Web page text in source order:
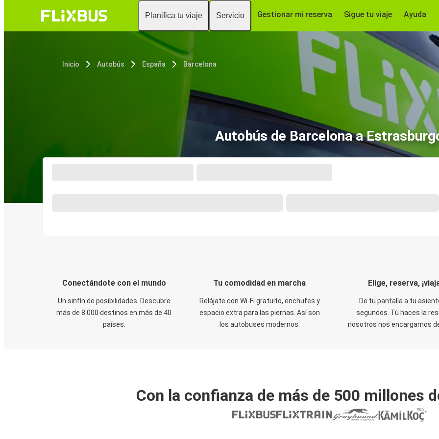
Planifica tu viaje Servicio Gestionar mi reserva Sigue tu viaje Ayuda
Inicio Autobús España Barcelona
Autobús de Barcelona a
Conectándote con el mundo
Un sinfín de posibilidades. Descubre
más de 8.000 destinos en más de 40
países.
Tu comodidad en marcha
Relájate con Wi-Fi gratuito, enchufes y
espacio extra para las piernas. Así son
los autobuses modernos.
Elige, reserva,
De tu pantalla a tu
segundos. Tú haces la
nosotros nos encargamos
Con la confianza de más de 500 millones